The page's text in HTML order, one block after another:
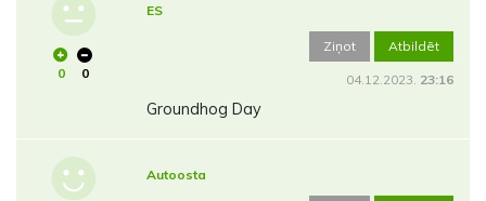
0 0
ES
Ziņot Atbildēt
04.12.2023. 23:16
Groundhog Day
Autoosta